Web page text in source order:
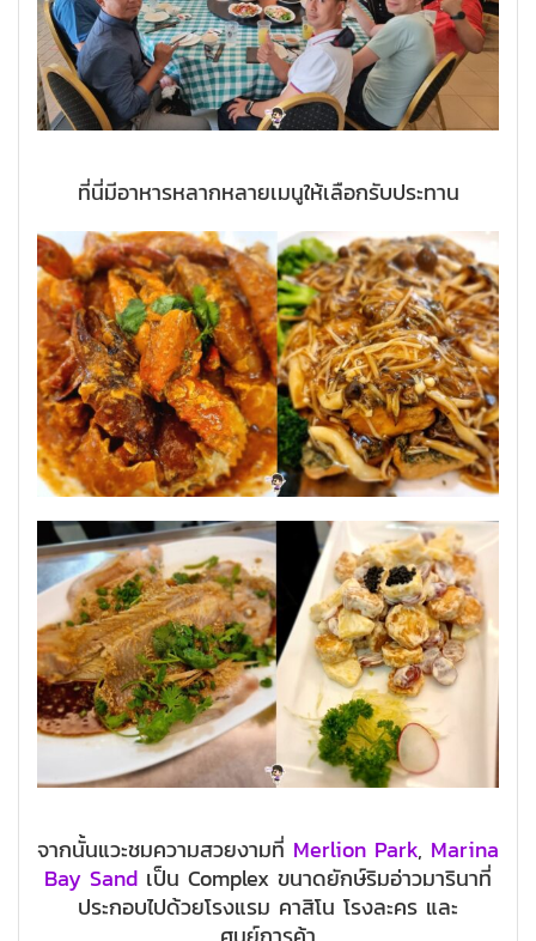
ที่นี่มีอาหารหลากหลายเมนูให้เลือกรับประทาน
จากนั้นแวะชมความสวยงามที่ Merlion Park, Marina
Bay Sand เป็น Complex ขนาดยักษ์ริมอ่าวมารินาที่
ประกอบไปด้วยโรงแรม คาสิโน โรงละคร และ